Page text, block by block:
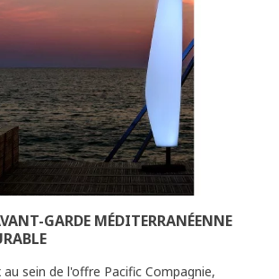
GARDE MÉDITERRANÉENNE
sein de l'offre Pacific Compagnie,